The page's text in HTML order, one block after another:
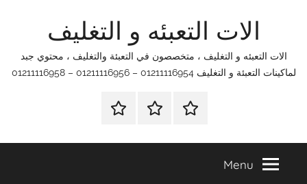
الات التعبئه و التغليف
الات التعبئه و التغليف ، متخصصون في التعبئة والتغليف ، محتوي جبد
لماكينات التعبئة و التغليف 01211116954 – 01211116956 – 01211116958
الرئيسيةاتصل
اتـصـل
في
Menu